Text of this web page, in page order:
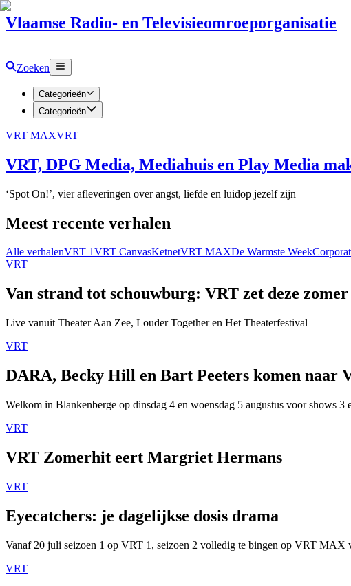
Vlaamse Radio- en Televisieomroeporganisatie
Zoeken
Categorieën
Categorieën
VRT MAXVRT
VRT, DPG Media, Mediahuis en Play Media
‘Spot On!’, vier afleveringen over angst, liefde en luidop jezelf zijn
Meest recente verhalen
Alle verhalenVRT 1VRT CanvasKetnetVRT MAXDe Warmste Week
VRT
Van strand tot schouwburg: VRT zet deze
Live vanuit Theater Aan Zee, Louder Together en Het Theaterfestival
VRT
DARA, Becky Hill en Bart Peeters komen naar
Welkom in Blankenberge op dinsdag 4 en woensdag 5 augustus voor shows 3
VRT
VRT Zomerhit eert Margriet Hermans
VRT
Eyecatchers: je dagelijkse dosis drama
Vanaf 20 juli seizoen 1 op VRT 1, seizoen 2 volledig te bingen op VRT MAX
VRT